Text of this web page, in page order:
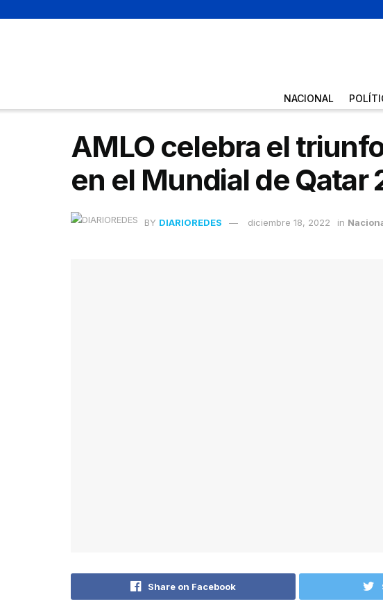
NACIONAL
AMLO celebra el
en el Mundial de Qatar
BY DIARIOREDES diciembre 18, 2022 in
Share on Facebook